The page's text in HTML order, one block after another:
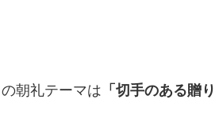
朝礼テーマは 「切手のある贈り